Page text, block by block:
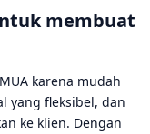
membuat
karena mudah
yang fleksibel, dan
ke klien. Dengan